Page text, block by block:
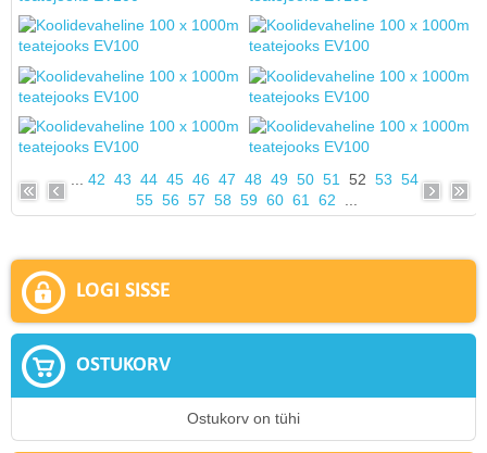
42 43 44 45 46 47 48 49 50 51 52 53 54
55 56 57 58 59 60 61 62
LOGI SISSE
OSTUKORV
Ostukorv on tühi